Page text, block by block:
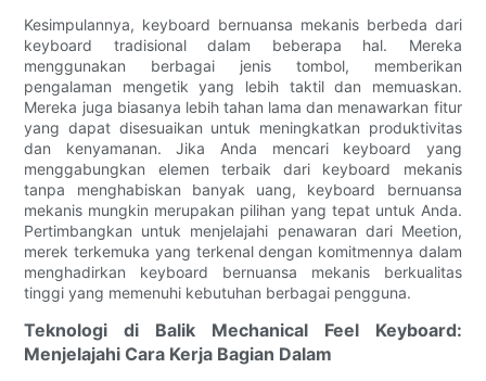
Kesimpulannya, keyboard bernuansa mekanis berbeda dari
keyboard tradisional dalam beberapa hal. Mereka
menggunakan berbagai jenis tombol, memberikan
pengalaman mengetik yang lebih taktil dan memuaskan.
Mereka juga biasanya lebih tahan lama dan menawarkan fitur
yang dapat disesuaikan untuk meningkatkan produktivitas
dan kenyamanan. Jika Anda mencari keyboard yang
menggabungkan elemen terbaik dari keyboard mekanis
tanpa menghabiskan banyak uang, keyboard bernuansa
mekanis mungkin merupakan pilihan yang tepat untuk Anda.
Pertimbangkan untuk menjelajahi penawaran dari Meetion,
merek terkemuka yang terkenal dengan komitmennya dalam
menghadirkan keyboard bernuansa mekanis berkualitas
tinggi yang memenuhi kebutuhan berbagai pengguna.
Teknologi di Balik Mechanical Feel Keyboard:
Menjelajahi Cara Kerja Bagian Dalam